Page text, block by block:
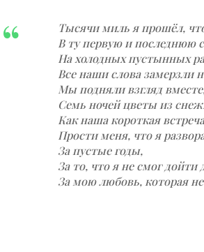
Тысячи миль я прошёл,
В ту первую и последнюю
На холодных пустынных
Все наши слова замерзли
Мы подняли взгляд
Семь ночей цветы из
Как наша короткая
Прости меня, что я
За пустые годы,
За то, что я не смог дойти
За мою любовь, которая